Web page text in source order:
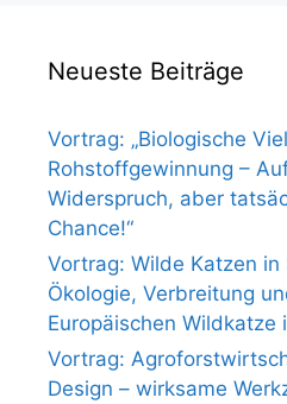
Neueste Beiträge
Vortrag: „Biologische
Rohstoffgewinnung –
Widerspruch, aber
Chance!“
Vortrag: Wilde Katzen in
Ökologie, Verbreitung
Europäischen Wildkatze
Vortrag:
Design – wirksame